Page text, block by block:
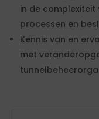
in de complexiteit
processen en
Kennis van en
met